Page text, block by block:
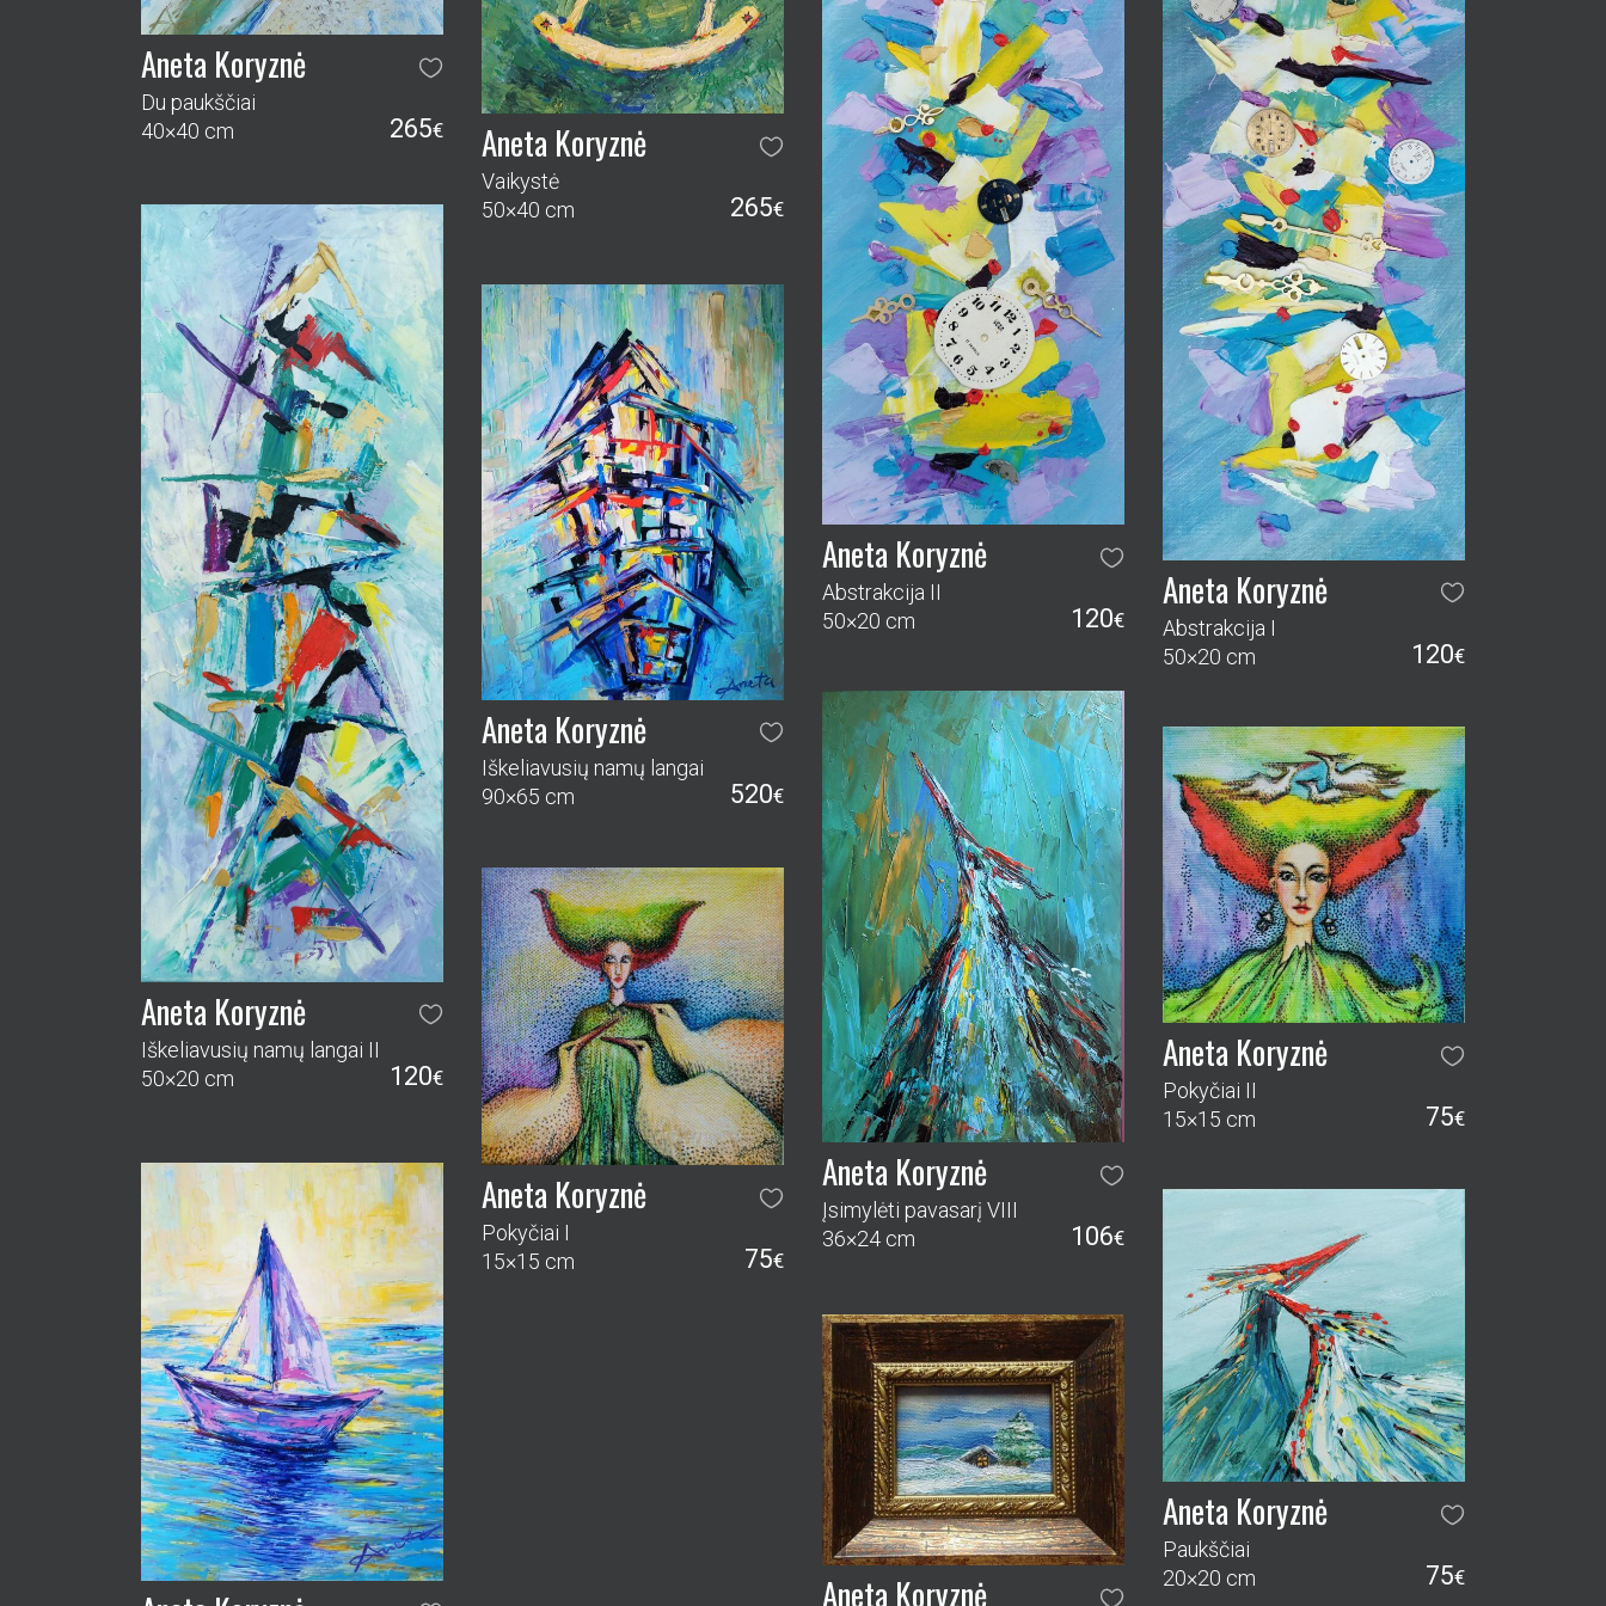
Aneta Koryznė
Du paukščiai
40×40 cm
265€ Aneta Koryznė
Vaikystė
50×40 cm
265€
Aneta Koryznė
Abstrakcija II
50×20 cm
120€
Aneta Koryznė
Abstrakcija I
50×20 cm
120€
Aneta Koryznė
Iškeliavusių namų langai II
50×20 cm
120€
Aneta Koryznė
Iškeliavusių namų langai
90×65 cm
520€
Aneta Koryznė
Įsimylėti pavasarį VIII
36×24 cm
106€
Aneta Koryznė
Pokyčiai II
15×15 cm
75€
Aneta Koryznė
Pokyčiai I
15×15 cm
75€
Aneta Koryznė
Paukščiai
20×20 cm
75€
Aneta Koryznė